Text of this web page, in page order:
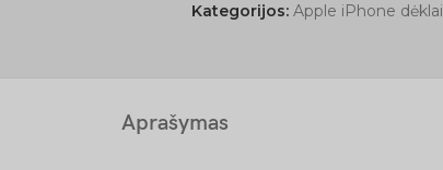
Kategorijos: Apple iPhone dėklai
Aprašymas